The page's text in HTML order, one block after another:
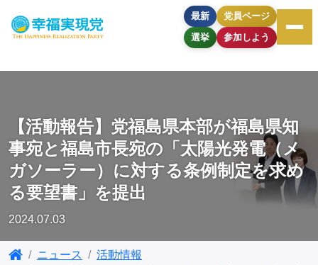
最新
選挙
党員ページ
参加しよう
【活動報告】党福島県本部が福島県知
事宛と福島市長宛の「太陽光発電（メ
ガソーラー）に対する条例制定を求め
る要望書」を提出
2024.07.03
ニュース
活動情報